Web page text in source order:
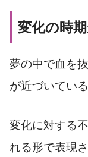
変化の時
夢の中で血を
が近づいてい
変化に対する
れる形で表現